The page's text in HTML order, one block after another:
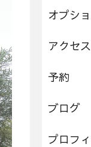
オプシ
アクセス
予約
ブログ
プロフ